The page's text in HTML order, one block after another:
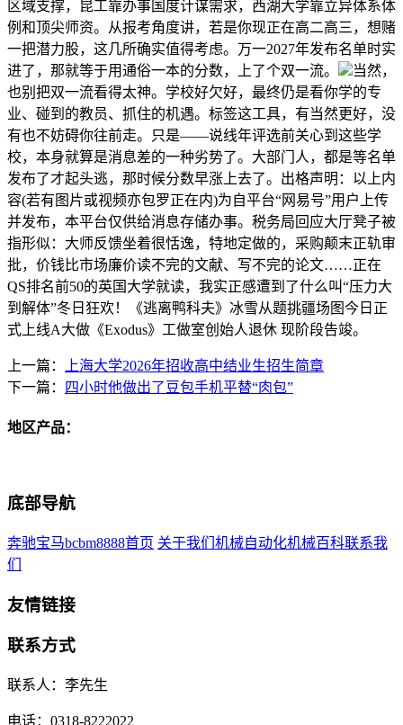
区域支撑，昆工靠办事国度计谋需求，西湖大学靠立异体系体
例和顶尖师资。从报考角度讲，若是你现正在高二高三，想赌
一把潜力股，这几所确实值得考虑。万一2027年发布名单时实
进了，那就等于用通俗一本的分数，上了个双一流。
当然，
也别把双一流看得太神。学校好欠好，最终仍是看你学的专
业、碰到的教员、抓住的机遇。标签这工具，有当然更好，没
有也不妨碍你往前走。只是——说线年评选前关心到这些学
校，本身就算是消息差的一种劣势了。大部门人，都是等名单
发布了才起头逃，那时候分数早涨上去了。出格声明：以上内
容(若有图片或视频亦包罗正在内)为自平台“网易号”用户上传
并发布，本平台仅供给消息存储办事。税务局回应大厅凳子被
指形似：大师反馈坐着很恬逸，特地定做的，采购颠末正轨审
批，价钱比市场廉价读不完的文献、写不完的论文……正在
QS排名前50的英国大学就读，我实正感遭到了什么叫“压力大
到解体”冬日狂欢！《逃离鸭科夫》冰雪从题挑疆场图今日正
式上线A大做《Exodus》工做室创始人退休 现阶段告竣。
上一篇：
上海大学2026年招收高中结业生招生简章
下一篇：
四小时他做出了豆包手机平替“肉包”
地区产品：
底部导航
奔驰宝马bcbm8888首页 关于我们 机械自动化机械百科联系我
们
友情链接
联系方式
联系人：李先生
电话：0318-8222022